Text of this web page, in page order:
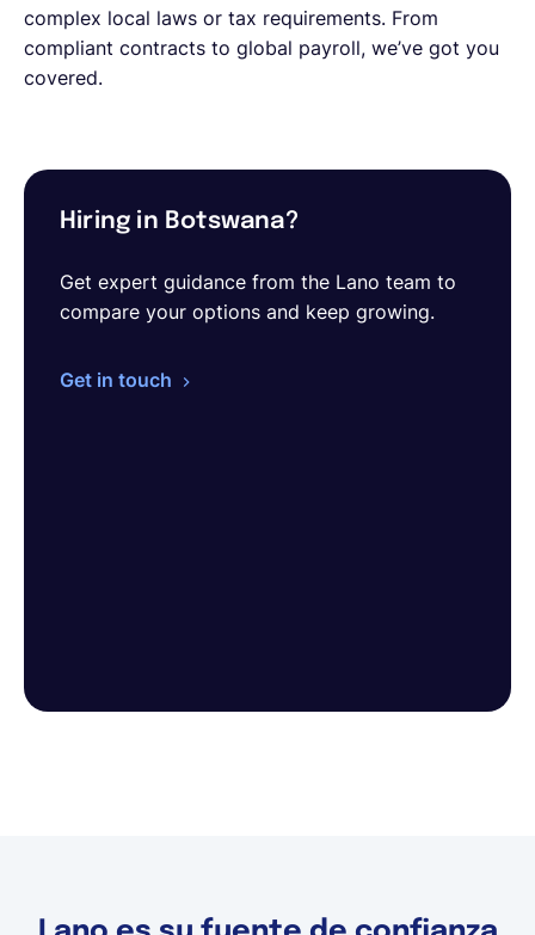
complex local laws or tax requirements. From
compliant contracts to global payroll, we’ve got you
covered.
Hiring in Botswana?
Get expert guidance from the Lano team to
compare your options and keep growing.
Get in touch